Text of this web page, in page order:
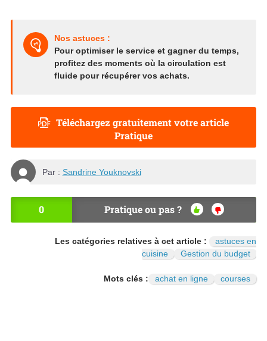
Nos astuces :
Pour optimiser le service et gagner du temps,
profitez des moments où la circulation est
fluide pour récupérer vos achats.
Téléchargez gratuitement votre article
Pratique
Par : Sandrine Youknovski
0 Pratique ou pas ?
OU
I
NO
N
Les catégories relatives à cet article :
astuces en
cuisine
Gestion du budget
Mots clés : achat en ligne courses